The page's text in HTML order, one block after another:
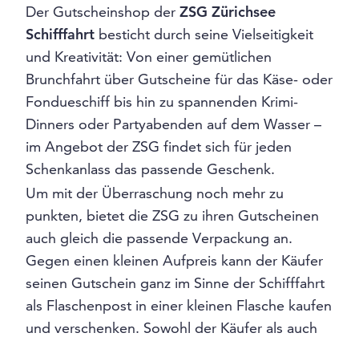
Der Gutscheinshop der ZSG Zürichsee
Schifffahrt besticht durch seine Vielseitigkeit
und Kreativität: Von einer gemütlichen
Brunchfahrt über Gutscheine für das Käse- oder
Fondueschiff bis hin zu spannenden Krimi-
Dinners oder Partyabenden auf dem Wasser –
im Angebot der ZSG findet sich für jeden
Schenkanlass das passende Geschenk.
Um mit der Überraschung noch mehr zu
punkten, bietet die ZSG zu ihren Gutscheinen
auch gleich die passende Verpackung an.
Gegen einen kleinen Aufpreis kann der Käufer
seinen Gutschein ganz im Sinne der Schifffahrt
als Flaschenpost in einer kleinen Flasche kaufen
und verschenken. Sowohl der Käufer als auch